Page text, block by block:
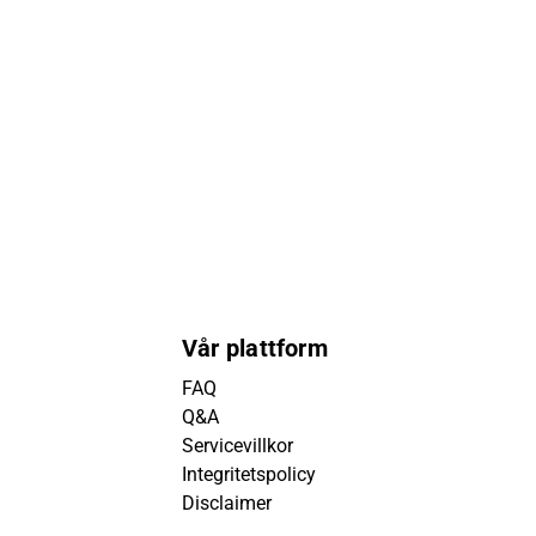
Vår plattform
FAQ
Q&A
Servicevillkor
Integritetspolicy
Disclaimer